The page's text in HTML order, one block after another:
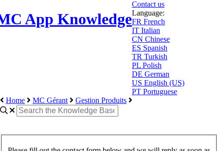
App Knowledge
Contact us
Language:
FR French
IT Italian
CN Chinese
ES Spanish
TR Turkish
PL Polish
DE German
US English (US)
PT Portuguese
Home
MC Gérant Gestion Produits